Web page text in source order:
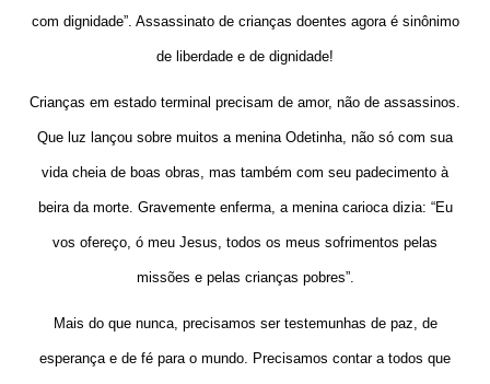
com dignidade”. Assassinato de crianças doentes agora é sinônimo
de liberdade e de dignidade!
Crianças em estado terminal precisam de amor, não de assassinos.
Que luz lançou sobre muitos a menina Odetinha, não só com sua
vida cheia de boas obras, mas também com seu padecimento à
beira da morte. Gravemente enferma, a menina carioca dizia: “Eu
vos ofereço, ó meu Jesus, todos os meus sofrimentos pelas
missões e pelas crianças pobres”.
Mais do que nunca, precisamos ser testemunhas de paz, de
esperança e de fé para o mundo. Precisamos contar a todos que